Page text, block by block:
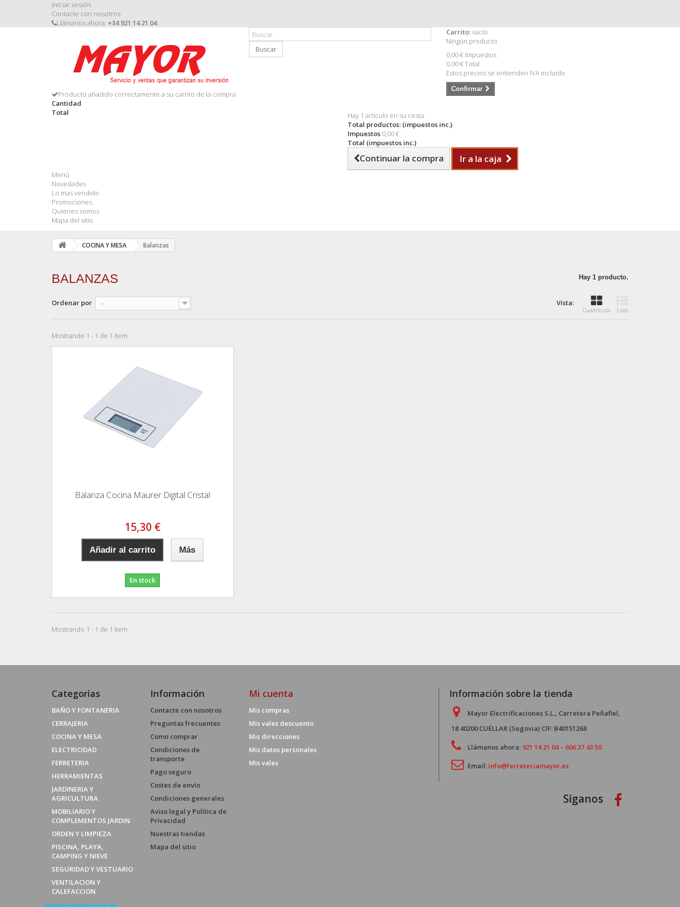
Iniciar sesión
Contacte con nosotros
Llámanos ahora:+34 921 14 21 04
Buscar
Carrito:vacío
Ningún producto
0,00 € Impuestos
0,00 €Total
Estos precios se entienden IVA incluído
Confirmar
Producto añadido correctamente a su carrito de la compra
Cantidad
Total
Hay 1 artículo en su cesta.
Total productos: (impuestos inc.)
Impuestos 0,00 €
Total (impuestos inc.)
Continuar la compra Ir a la caja
Menú
Novedades
Lo mas vendido
Promociones
Quienes somos
Mapa del sitio
COCINA Y MESA Balanzas
BALANZAS Hay 1 producto.
Vista:
Cuadrícula Lista
Ordenar por --
Mostrando 1 - 1 de 1 item
Balanza Cocina Maurer Digital Cristal
15,30 €
Añadir al carrito Más
En stock
Mostrando 1 - 1 de 1 item
Categorías
BAÑO Y FONTANERIA
CERRAJERIA
COCINA Y MESA
ELECTRICIDAD
FERRETERIA
HERRAMIENTAS
JARDINERIA Y
AGRICULTURA
MOBILIARIO Y
COMPLEMENTOS JARDIN
ORDEN Y LIMPIEZA
PISCINA, PLAYA,
CAMPING Y NIEVE
SEGURIDAD Y VESTUARIO
VENTILACION Y
CALEFACCION
Información
Contacte con nosotros
Preguntas frecuentes
Como comprar
Condiciones de
transporte
Pago seguro
Costes de envío
Condiciones generales
Aviso legal y Política de
Privacidad
Nuestras tiendas
Mapa del sitio
Mi cuenta
Mis compras
Mis vales descuento
Mis direcciones
Mis datos personales
Mis vales
Información sobre la tienda
Mayor Electrificaciones S.L., Carretera Peñafiel,
18 40200 CUÉLLAR (Segovia) CIF: B40151268
Llámanos ahora: 921 14 21 04 – 606 37 43 50
Email: info@ferreteriamayor.es
Síganos